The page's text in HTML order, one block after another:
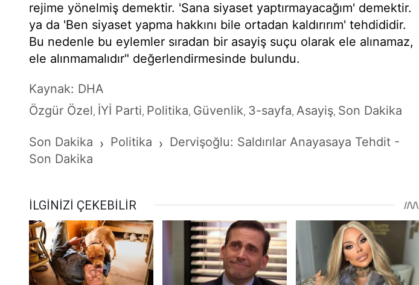
rejime yönelmiş demektir. 'Sana siyaset yaptırmayacağım' demektir.
ya da 'Ben siyaset yapma hakkını bile ortadan kaldırırım' tehdididir.
Bu nedenle bu eylemler sıradan bir asayiş suçu olarak ele alınamaz,
ele alınmamalıdır" değerlendirmesinde bulundu.
Kaynak: DHA
Özgür Özel, İYİ Parti, Politika, Güvenlik, 3-sayfa, Asayiş, Son Dakika
Son Dakika › Politika › Dervişoğlu: Saldırılar Anayasaya Tehdit -
Son Dakika